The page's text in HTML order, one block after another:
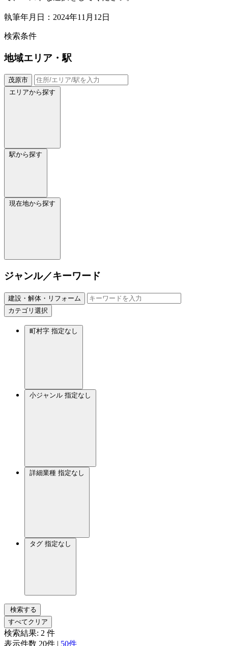
執筆年月日：2024年11月12日
検索条件
地域エリア・駅
茂原市
エリアから探す
駅から探す
現在地から探す
ジャンル／キーワード
建設・解体・リフォーム
カテゴリ選択
町村字 指定なし
小ジャンル 指定なし
詳細業種 指定なし
タグ 指定なし
検索する
すべてクリア
検索結果: 2 件
表示件数 20件 | 50件